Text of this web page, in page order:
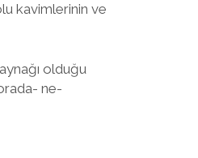
kavimlerinin ve
olduğu
ne-